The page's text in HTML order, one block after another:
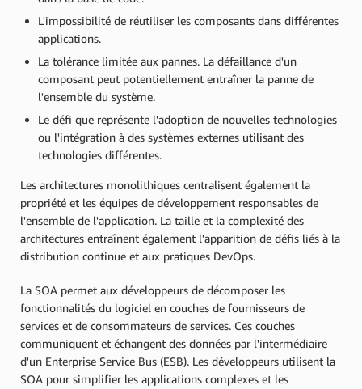
L'impossibilité de réutiliser les composants dans différentes
applications.
La tolérance limitée aux pannes. La défaillance d'un
composant peut potentiellement entraîner la panne de
l'ensemble du système.
Le défi que représente l'adoption de nouvelles technologies
ou l'intégration à des systèmes externes utilisant des
technologies différentes.
Les architectures monolithiques centralisent également la
propriété et les équipes de développement responsables de
l'ensemble de l'application. La taille et la complexité des
architectures entraînent également l'apparition de défis liés à la
distribution continue et aux pratiques DevOps.
La SOA permet aux développeurs de décomposer les
fonctionnalités du logiciel en couches de fournisseurs de
services et de consommateurs de services. Ces couches
communiquent et échangent des données par l'intermédiaire
d'un Enterprise Service Bus (ESB). Les développeurs utilisent la
SOA pour simplifier les applications complexes et les